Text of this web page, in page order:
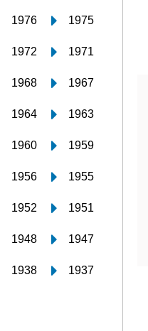
1976 1975
1972 1971
1968 1967
1964 1963
1960 1959
1956 1955
1952 1951
1948 1947
1938 1937